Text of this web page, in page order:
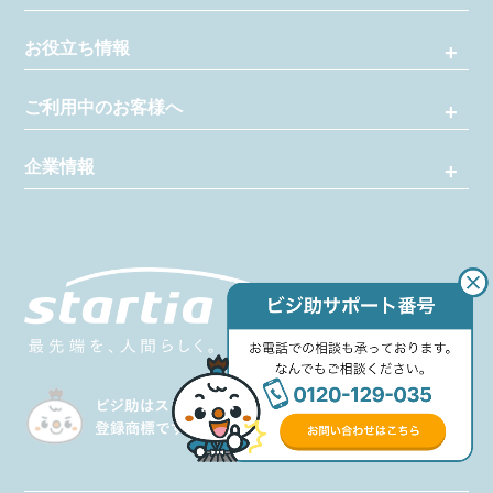
お役立ち情報
ご利用中のお客様へ
企業情報